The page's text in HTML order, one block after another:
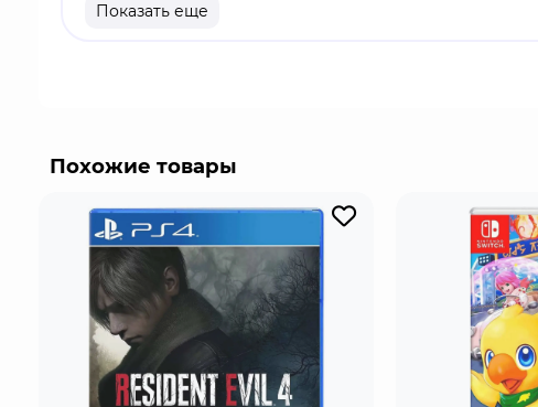
Издание: Специальное.
Собирайте самые крутые автомобили в мире, стройте
Самые крутые, самые быстрые, самые уникальные
средств со своей индивидуальностью и стилем,
Докажите, что вы лучший, и разблокируйте
машину в единственный в своем роде шедевр
Приготовьтесь к чистому веселью и
чтобы победить время, соперников и саму
разделенного экрана для 2 игроков или сразитесь
Показать еще
Похожие товары